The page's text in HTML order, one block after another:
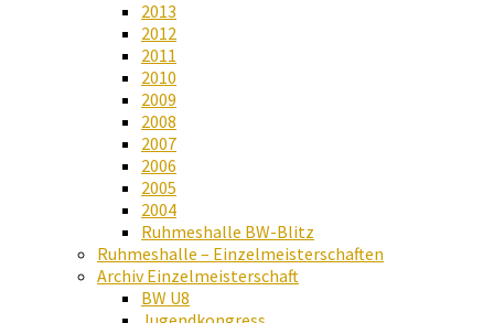
2013
2012
2011
2010
2009
2008
2007
2006
2005
2004
Ruhmeshalle BW-Blitz
Ruhmeshalle – Einzelmeisterschaften
Archiv Einzelmeisterschaft
BW U8